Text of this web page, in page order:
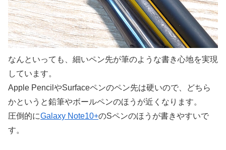
なんといっても、細いペン先が筆のような書き心地を実現
しています。
Apple PencilやSurfaceペンのペン先は硬いので、どちら
かというと鉛筆やボールペンのほうが近くなります。
圧倒的にGalaxy Note10+のSペンのほうが書きやすいで
す。